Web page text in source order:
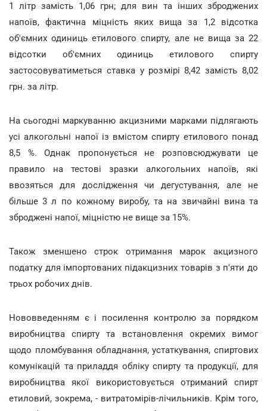
1 літр замість 1,06 грн; для вин та інших зброджених
напоїв, фактична міцність яких вища за 1,2 відсотка
об'ємних одиниць етилового спирту, але не вища за 22
відсотки об'ємних одиниць етилового спирту
застосовуватиметься ставка у розмірі 8,42 замість 8,02
грн. за літр.
На сьогодні маркуванню акцизними марками підлягають
усі алкогольні напої із вмістом спирту етилового понад
8,5 %. Однак пропонується не розповсюджувати це
правило на тестові зразки алкогольних напоїв, які
ввозяться для дослідження чи дегустування, але не
більше 3 л по кожному виробу, та на звичайні вина та
зброджені напої, міцністю не вище за 15%.
Також зменшено строк отримання марок акцизного
податку для імпортованих підакцизних товарів з п'яти до
трьох робочих днів.
Нововведенням є і посилення контролю за порядком
виробництва спирту та встановлення окремих вимог
щодо пломбування обладнання, устаткування, спиртових
комунікацій та приладдя обліку спирту та продукції, для
виробництва якої використовується отриманий спирт
етиловий, зокрема, - витратомірів-лічильників. Крім того,